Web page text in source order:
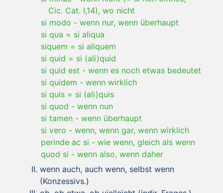
Cic. Cat. I,14), wo nicht
si modo - wenn nur, wenn überhaupt
si qua = si aliqua
siquem = si aliquem
si quid = si (ali)quid
si quid est - wenn es noch etwas bedeutet
si quidem - wenn wirklich
si quis = si (ali)quis
si quod - wenn nun
si tamen - wenn überhaupt
si vero - wenn, wenn gar, wenn wirklich
perinde ac si - wie wenn, gleich als wenn
quod si - wenn also, wenn daher
wenn auch, auch wenn, selbst wenn
(Konzessivs.)